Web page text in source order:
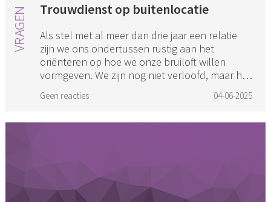
Trouwdienst op buitenlocatie
Als stel met al meer dan drie jaar een relatie
zijn we ons ondertussen rustig aan het
oriënteren op hoe we onze bruiloft willen
vormgeven. We zijn nog niet verloofd, maar het
Geen reacties 04-06-2025